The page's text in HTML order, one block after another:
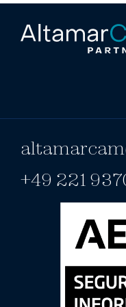
+49 221